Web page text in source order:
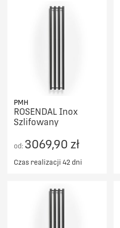
PMH
ROSENDAL Inox
Szlifowany
od: 3069,90 zł
Czas realizacji 42 dni